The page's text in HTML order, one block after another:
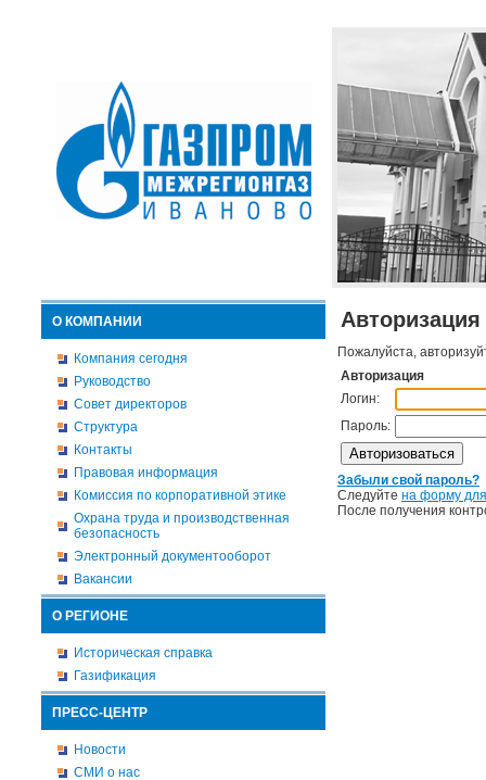
О КОМПАНИИ
Компания сегодня
Руководство
Совет директоров
Структура
Контакты
Правовая информация
Комиссия по корпоративной этике
Охрана труда и производственная
безопасность
Электронный документооборот
Вакансии
О РЕГИОНЕ
Историческая справка
Газификация
ПРЕСС-ЦЕНТР
Новости
СМИ о нас
Авторизация
Пожалуйста,
Авторизация
Логин:
Пароль:
Забыли свой пароль?
Следуйте на форму
После получения